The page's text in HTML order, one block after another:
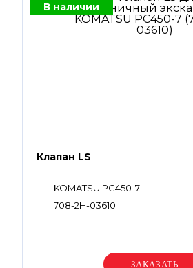
В наличии
Клапан LS
KOMATSU PC450-7
708-2H-03610
Уточняйте цену